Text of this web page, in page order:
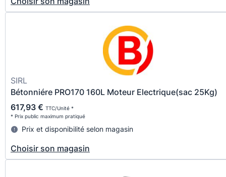
SIRL
Bétonniére PRO170 160L Moteur Electrique(sac 25Kg)
617,93 € TTC/Unité *
* Prix public maximum pratiqué
Prix et disponibilité selon magasin
Choisir son magasin